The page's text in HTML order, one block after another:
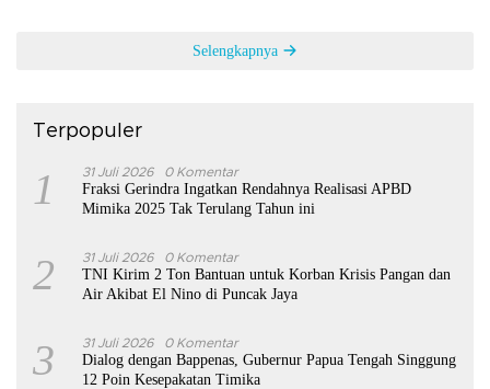
Selengkapnya
Terpopuler
1 31 Juli 2026 0 Komentar
Fraksi Gerindra Ingatkan Rendahnya Realisasi APBD
Mimika 2025 Tak Terulang Tahun ini
2 31 Juli 2026 0 Komentar
TNI Kirim 2 Ton Bantuan untuk Korban Krisis Pangan dan
Air Akibat El Nino di Puncak Jaya
3 31 Juli 2026 0 Komentar
Dialog dengan Bappenas, Gubernur Papua Tengah Singgung
12 Poin Kesepakatan Timika